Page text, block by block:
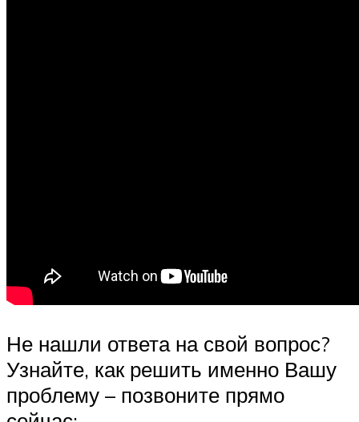
Не нашли ответа на свой вопрос?
Узнайте, как решить именно Вашу
проблему – позвоните прямо